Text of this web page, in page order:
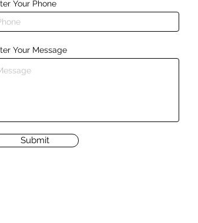
Your Phone
Your Message
Submit